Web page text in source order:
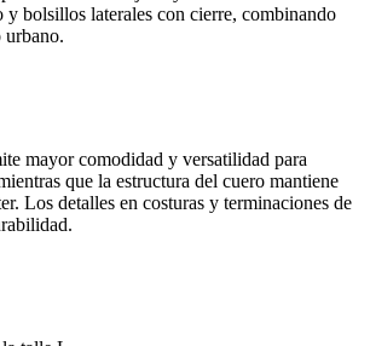
y bolsillos laterales con cierre, combinando
mayor comodidad y versatilidad para
que la estructura del cuero mantiene
Los detalles en costuras y terminaciones de